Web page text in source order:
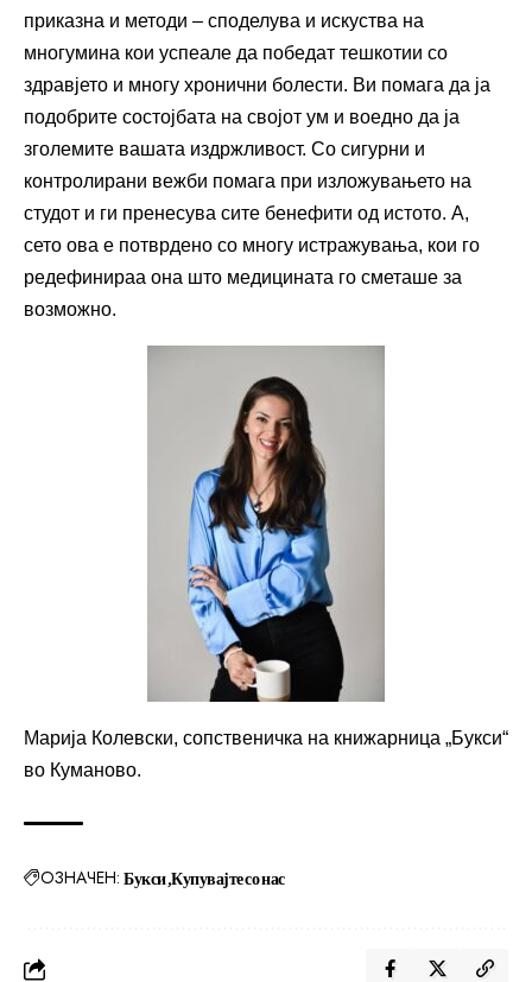
приказна и методи – споделува и искуства на
многумина кои успеале да победат тешкотии со
здравјето и многу хронични болести. Ви помага да ја
подобрите состојбата на својот ум и воедно да ја
зголемите вашата издржливост. Со сигурни и
контролирани вежби помага при изложувањето на
студот и ги пренесува сите бенефити од истото. А,
сето ова е потврдено со многу истражувања, кои го
редефинираа она што медицината го сметаше за
возможно.
Марија Колевски, сопственичка на книжарница „Букси“
во Куманово.
ОЗНАЧЕН: Букси Купувајте со нас